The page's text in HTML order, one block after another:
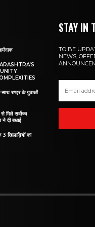
साथ राष्ट्र के युवाओं
से मिले सर्वोच्च
ने दी बधाई
खिलाड़ियों का
STAY IN
TO BE
NEWS,